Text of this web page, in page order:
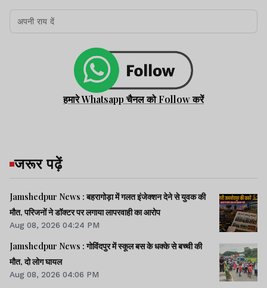
हमारे Whatsapp चैनल को Follow करें
जरूर पढ़ें
Jamshedpur News : बहरागोड़ा में गलत इंजेक्शन देने से युवक की
मौत, परिजनों ने डॉक्टर पर लगाया लापरवाही का आरोप
Aug 08, 2026 04:24 PM
Jamshedpur News : गोविंदपुर में स्कूल बस के धक्के से बच्ची की
मौत, दो लोग घायल
Aug 08, 2026 04:06 PM